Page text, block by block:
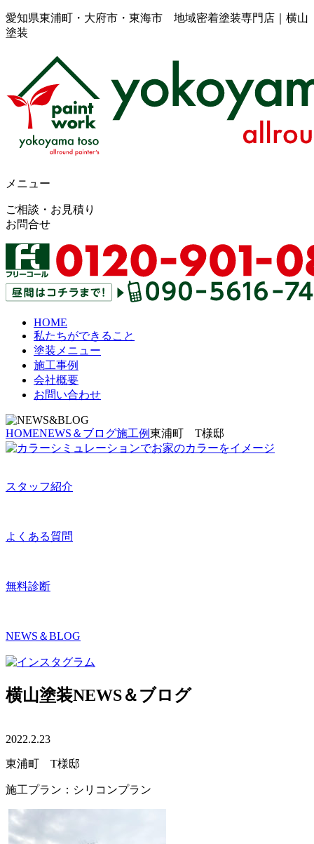
愛知県東浦町・大府市・東海市 地域密着塗装専門店｜横山
塗装
メニュー
ご相談・お見積り
お問合せ
HOME
私たちができること
塗装メニュー
施工事例
会社概要
お問い合わせ
HOMENEWS＆ブログ施工例東浦町 T様邸
スタッフ紹介
よくある質問
無料診断
NEWS＆BLOG
横山塗装NEWS＆ブログ
2022.2.23
東浦町 T様邸
施工プラン：シリコンプラン